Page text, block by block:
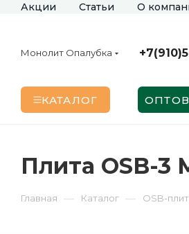
Акции Статьи О
Монолит Опалубка
КАТАЛОГ
Плита OSB-3
Главная — Каталог — OSB-